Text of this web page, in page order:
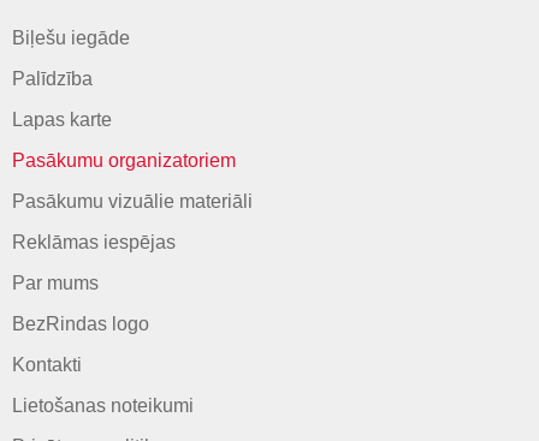
Biļešu iegāde
Palīdzība
Lapas karte
Pasākumu organizatoriem
Pasākumu vizuālie materiāli
Reklāmas iespējas
Par mums
BezRindas logo
Kontakti
Lietošanas noteikumi